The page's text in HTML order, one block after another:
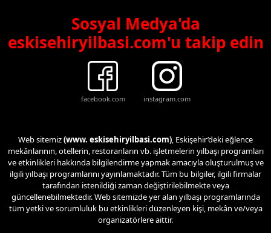
Sosyal Medya'da
eskisehiryilbasi.com'u takip edin
facebook.com instagram.com
Web sitemiz(www. eskisehiryilbasi.com), Eskişehir’deki eğlence
mekânlarının, otellerin, restoranların vb. işletmelerin yılbaşı programları
ve etkinlikleri hakkında bilgilendirme yapmak amacıyla oluşturulmuş ve
ilgili yılbaşı programlarını yayınlamaktadır. Tüm bu bilgiler, ilgili firmalar
tarafından istenildiği zaman değiştirilebilmekte veya
güncellenebilmektedir. Web sitemizde yer alan yılbaşı programlarında
tüm yetki ve sorumluluk bu etkinlikleri düzenleyen kişi, mekân ve/veya
organizatörlere aittir.